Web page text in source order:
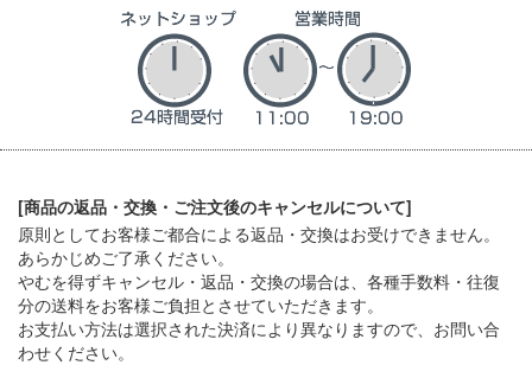
[商品の返品・交換・ご注文後のキャンセルについて]
原則としてお客様ご都合による返品・交換はお受けできません。
あらかじめご了承ください。
やむを得ずキャンセル・返品・交換の場合は、各種手数料・往復
分の送料をお客様ご負担とさせていただきます。
お支払い方法は選択された決済により異なりますので、お問い合
わせください。